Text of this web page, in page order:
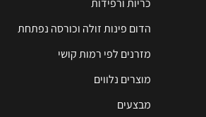
הדום פינות זולה וכורסה נפתחת
מזרנים לפי רמות קושי
מוצרים נלווים
מבצעים